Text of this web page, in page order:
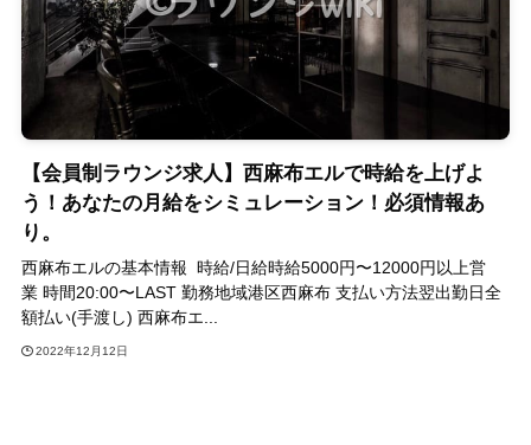
【会員制ラウンジ求人】西麻布エルで時給を上げよ
う！あなたの月給をシミュレーション！必須情報あ
り。
西麻布エルの基本情報 時給/日給時給5000円〜12000円以上営
業 時間20:00〜LAST 勤務地域港区西麻布 支払い方法翌出勤日全
額払い(手渡し) 西麻布エ...
2022年12月12日